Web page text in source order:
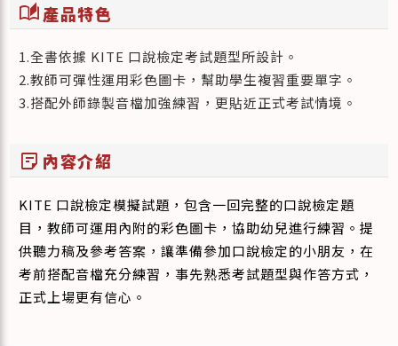
auto_stories產品特色
1.全書依據 KITE 口說檢定考試題型所設計。
2.教師可彈性運用彩色圖卡，幫助學生複習重要單字。
3.搭配外師錄製音檔加強練習，更貼近正式考試情境。
sticky_note_2 內容介紹
KITE 口說檢定模擬試題，包含一回完整的口說檢定題
目，教師可運用內附的彩色圖卡，協助幼兒進行練習。提
供聽力稿及參考答案，讓準備參加口說檢定的小朋友，在
考前搭配音檔充分練習，事先熟悉考試題型與作答方式，
正式上場更有信心。